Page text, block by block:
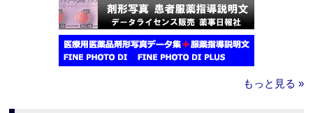
もっと見る »